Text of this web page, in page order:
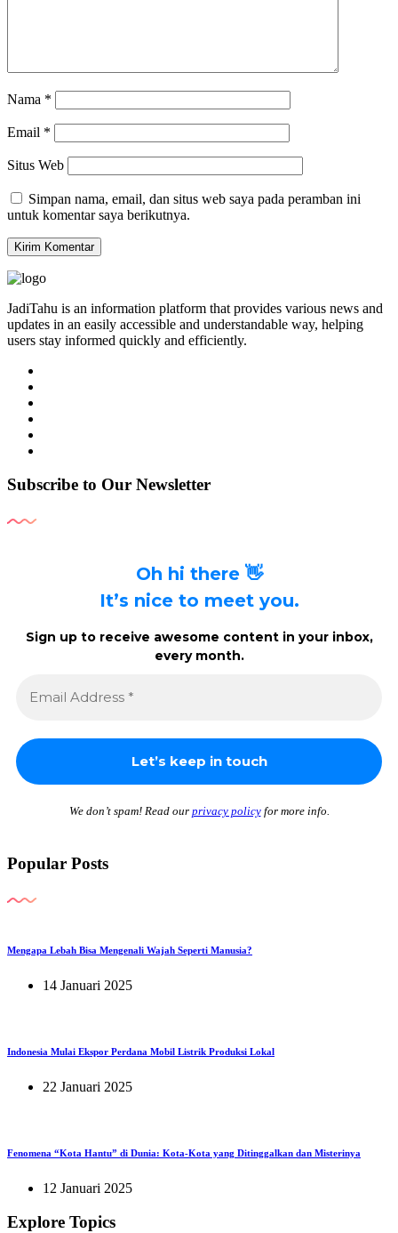
Nama *
Email *
Situs Web
Simpan nama, email, dan situs web saya pada peramban ini
untuk komentar saya berikutnya.
JadiTahu is an information platform that provides various news and
updates in an easily accessible and understandable way, helping
users stay informed quickly and efficiently.
Subscribe to Our Newsletter
Oh hi there 👋
It’s nice to meet you.
Sign up to receive awesome content in your inbox,
every month.
We don’t spam! Read our privacy policyfor more info.
Popular Posts
Mengapa Lebah Bisa Mengenali Wajah Seperti Manusia?
14 Januari 2025
Indonesia Mulai Ekspor Perdana Mobil Listrik Produksi Lokal
22 Januari 2025
Fenomena “Kota Hantu” di Dunia: Kota-Kota yang Ditinggalkan dan Misterinya
12 Januari 2025
Explore Topics